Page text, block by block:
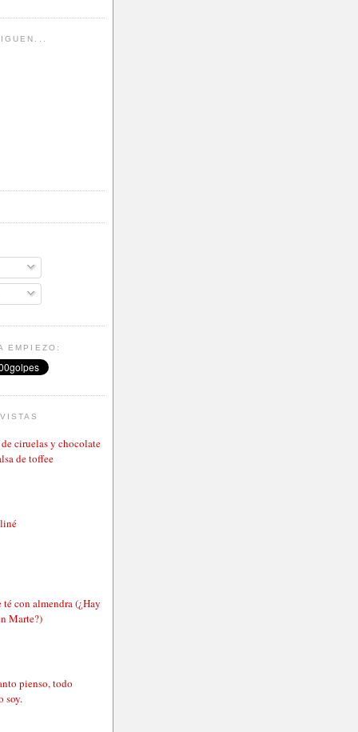
EMPIEZO:
ciruelas y chocolate
de toffee
té con almendra (¿Hay
Marte?)
pienso, todo
soy.